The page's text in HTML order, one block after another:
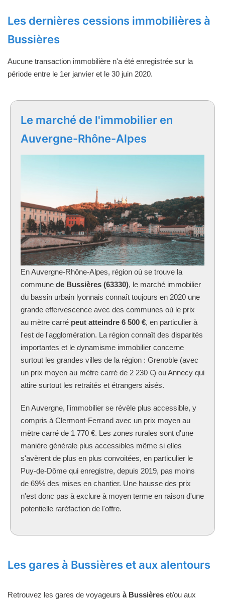
Les dernières cessions immobilières à
Bussières
Aucune transaction immobilière n'a été enregistrée sur la
période entre le 1er janvier et le 30 juin 2020.
Le marché de l'immobilier en
Auvergne-Rhône-Alpes
En Auvergne-Rhône-Alpes, région où se trouve la
commune de Bussières (63330), le marché immobilier
du bassin urbain lyonnais connaît toujours en 2020 une
grande effervescence avec des communes où le prix
au mètre carré peut atteindre 6 500 €, en particulier à
l'est de l'agglomération. La région connaît des disparités
importantes et le dynamisme immobilier concerne
surtout les grandes villes de la région : Grenoble (avec
un prix moyen au mètre carré de 2 230 €) ou Annecy qui
attire surtout les retraités et étrangers aisés.
En Auvergne, l'immobilier se révèle plus accessible, y
compris à Clermont-Ferrand avec un prix moyen au
mètre carré de 1 770 €. Les zones rurales sont d'une
manière générale plus accessibles même si elles
s'avèrent de plus en plus convoitées, en particulier le
Puy-de-Dôme qui enregistre, depuis 2019, pas moins
de 69% des mises en chantier. Une hausse des prix
n'est donc pas à exclure à moyen terme en raison d'une
potentielle raréfaction de l'offre.
Les gares à Bussières et aux alentours
Retrouvez les gares de voyageurs à Bussières et/ou aux